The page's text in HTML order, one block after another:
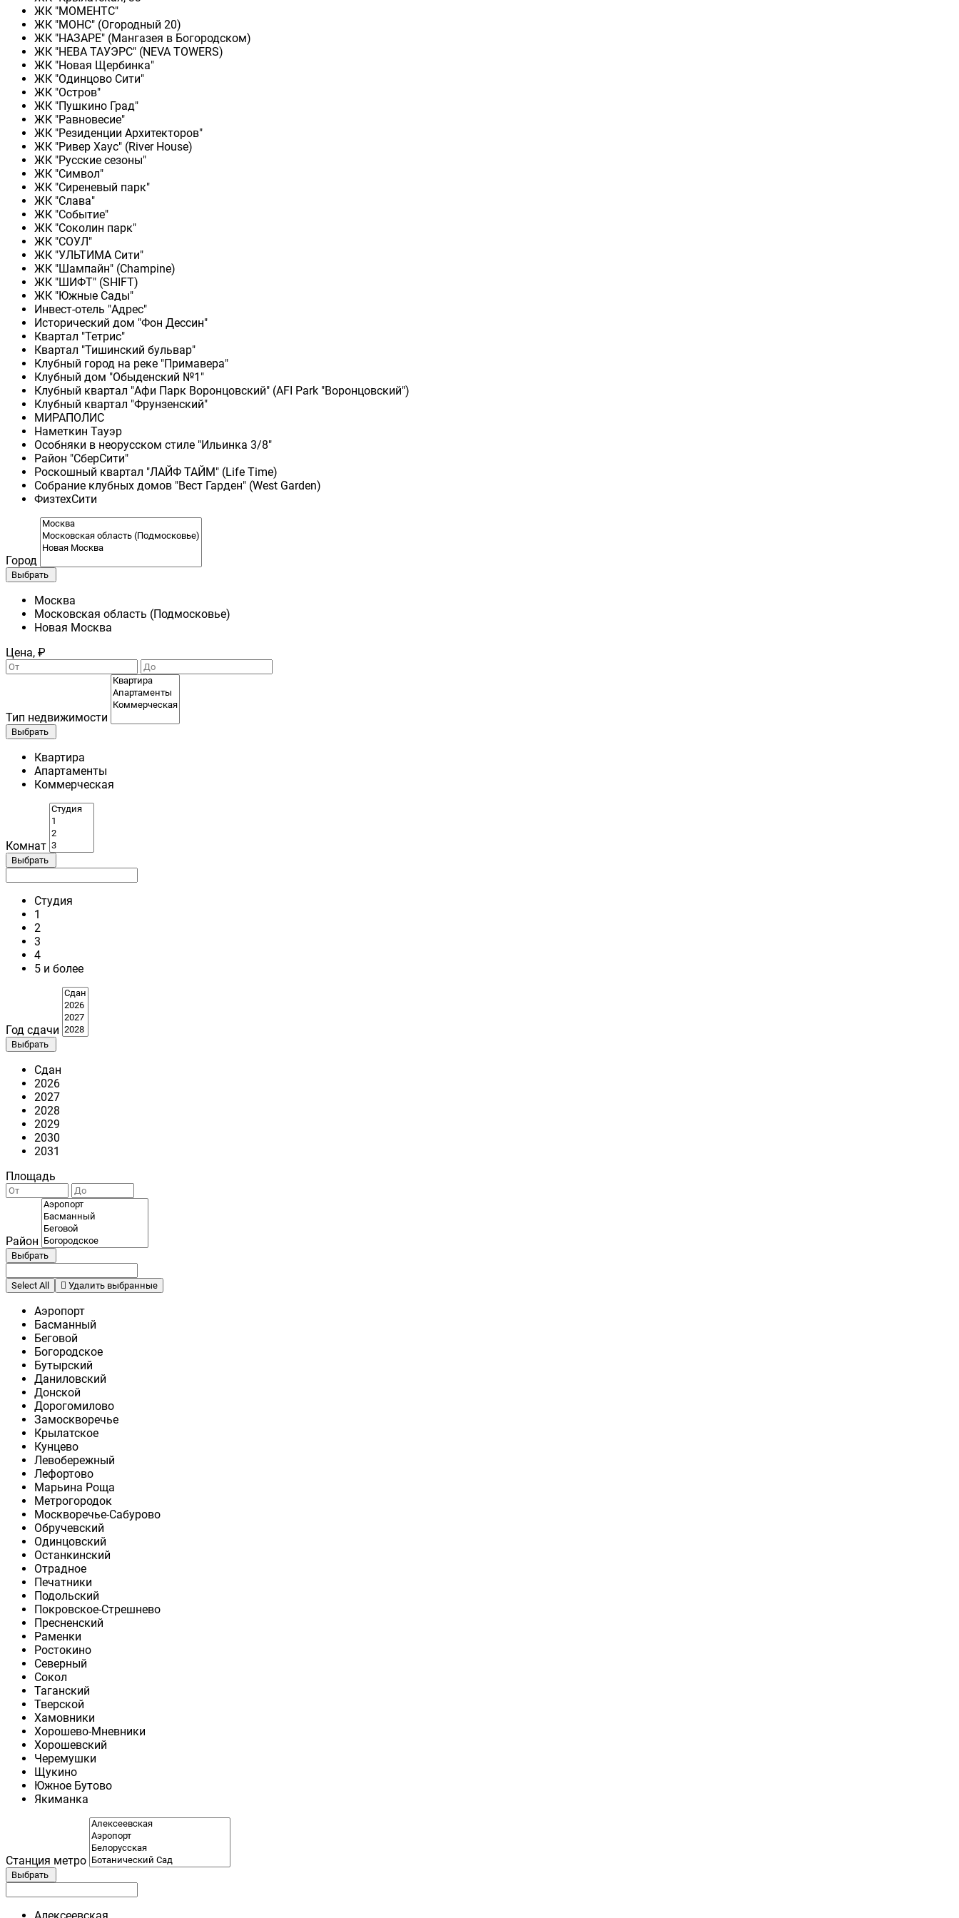
ЖК "МОМЕНТС"
ЖК "МОНС" (Огородный 20)
ЖК "НАЗАРЕ" (Мангазея в Богородском)
ЖК "НЕВА ТАУЭРС" (NEVA TOWERS)
ЖК "Новая Щербинка"
ЖК "Одинцово Сити"
ЖК "Остров"
ЖК "Пушкино Град"
ЖК "Равновесие"
ЖК "Резиденции Архитекторов"
ЖК "Ривер Хаус" (River Нouse)
ЖК "Русские сезоны"
ЖК "Символ"
ЖК "Сиреневый парк"
ЖК "Слава"
ЖК "Событие"
ЖК "Соколин парк"
ЖК "СОУЛ"
ЖК "УЛЬТИМА Сити"
ЖК "Шампайн" (Champine)
ЖК "ШИФТ" (SHIFT)
ЖК "Южные Сады"
Инвест-отель "Адрес"
Исторический дом "Фон Дессин"
Квартал "Тетрис"
Квартал "Тишинский бульвар"
Клубный город на реке "Примавера"
Клубный дом "Обыденский №1"
Клубный квартал "Афи Парк Воронцовский" (AFI Park "Воронцовский")
Клубный квартал "Фрунзенский"
МИРАПОЛИС
Наметкин Тауэр
Особняки в неорусском стиле "Ильинка 3/8"
Район "СберСити"
Роскошный квартал "ЛАЙФ ТАЙМ" (Life Time)
Собрание клубных домов "Вест Гарден" (West Garden)
ФизтехСити
Город
Выбрать
Москва
Московская область (Подмосковье)
Новая Москва
Цена, ₽
Тип недвижимости
Выбрать
Квартира
Апартаменты
Коммерческая
Комнат
Выбрать
Студия
1
2
3
4
5 и более
Год сдачи
Выбрать
Сдан
2026
2027
2028
2029
2030
2031
Площадь
Район
Выбрать
Select All Удалить выбранные
Аэропорт
Басманный
Беговой
Богородское
Бутырский
Даниловский
Донской
Дорогомилово
Замоскворечье
Крылатское
Кунцево
Левобережный
Лефортово
Марьина Роща
Метрогородок
Москворечье-Сабурово
Обручевский
Одинцовский
Останкинский
Отрадное
Печатники
Подольский
Покровское-Стрешнево
Пресненский
Раменки
Ростокино
Северный
Сокол
Таганский
Тверской
Хамовники
Хорошево-Мневники
Хорошевский
Черемушки
Щукино
Южное Бутово
Якиманка
Станция метро
Выбрать